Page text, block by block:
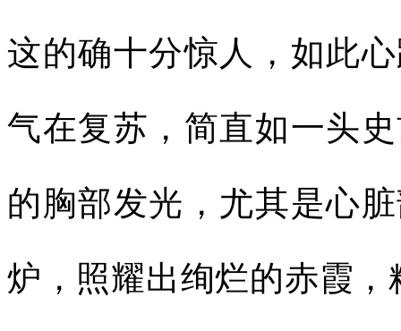
这的确十分惊人，如此
气在复苏，简直如一头
的胸部发光，尤其是心
炉，照耀出绚烂的赤霞